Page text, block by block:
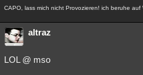
CAPO, lass mich nicht Provozieren! ich beruhe auf
altraz
LOL @ mso